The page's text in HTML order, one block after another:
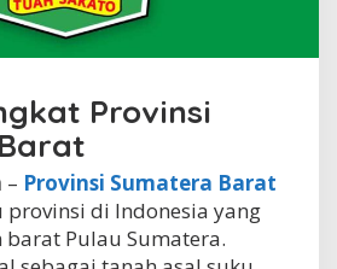
Provinsi
– Provinsi Sumatera Barat
provinsi di Indonesia yang
Pulau Sumatera.